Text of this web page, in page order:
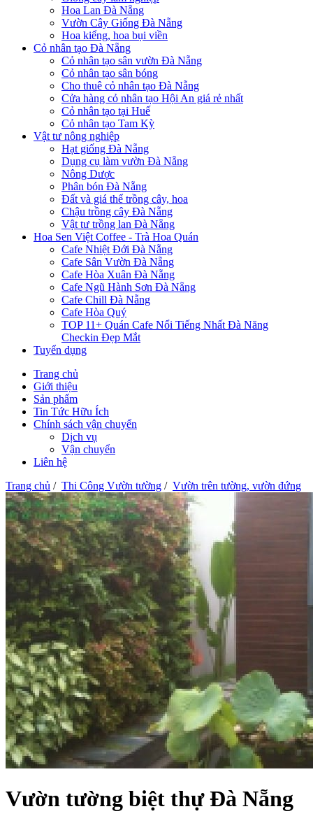
Hoa Lan Đà Nẵng
Vườn Cây Giống Đà Nẵng
Hoa kiểng, hoa bụi viền
Cỏ nhân tạo Đà Nẵng
Cỏ nhân tạo sân vườn Đà Nẵng
Cỏ nhân tạo sân bóng
Cho thuê cỏ nhân tạo Đà Nẵng
Cửa hàng cỏ nhân tạo Hội An giá rẻ nhất
Cỏ nhân tạo tại Huế
Cỏ nhân tạo Tam Kỳ
Vật tư nông nghiệp
Hạt giống Đà Nẵng
Dụng cụ làm vườn Đà Nẵng
Nông Dược
Phân bón Đà Nẵng
Đất và giá thể trồng cây, hoa
Chậu trồng cây Đà Nẵng
Vật tư trồng lan Đà Nẵng
Hoa Sen Việt Coffee - Trà Hoa Quán
Cafe Nhiệt Đới Đà Nẵng
Cafe Sân Vườn Đà Nẵng
Cafe Hòa Xuân Đà Nẵng
Cafe Ngũ Hành Sơn Đà Nẵng
Cafe Chill Đà Nẵng
Cafe Hòa Quý
TOP 11+ Quán Cafe Nổi Tiếng Nhất Đà Năng
Checkin Đẹp Mắt
Tuyển dụng
Trang chủ
Giới thiệu
Sản phẩm
Tin Tức Hữu Ích
Chính sách vận chuyển
Dịch vụ
Vận chuyển
Liên hệ
Trang chủ / Thi Công Vườn tường / Vườn trên tường, vườn đứng
Vườn tường biệt thự Đà Nẵng